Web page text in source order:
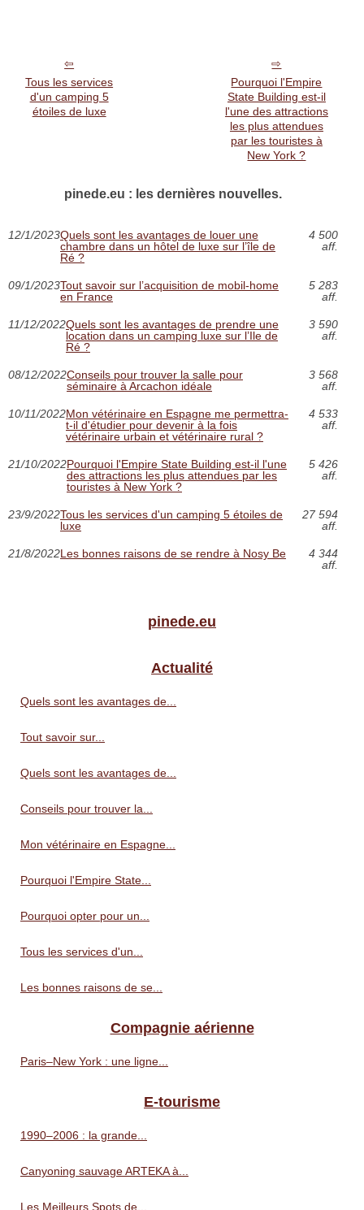
Tous les services
d'un camping 5
étoiles de luxe
Pourquoi l'Empire
State Building est-il
l'une des attractions
les plus attendues
par les touristes à
New York ?
pinede.eu : les dernières nouvelles.
12/1/2023Quels sont les avantages de louer une
chambre dans un hôtel de luxe sur l’île de
Ré ?
4 500
aff.
09/1/2023Tout savoir sur l’acquisition de mobil-home
en France
5 283
aff.
11/12/2022Quels sont les avantages de prendre une
location dans un camping luxe sur l’Ile de
Ré ?
3 590
aff.
08/12/2022Conseils pour trouver la salle pour
séminaire à Arcachon idéale
3 568
aff.
10/11/2022Mon vétérinaire en Espagne me permettra-
t-il d'étudier pour devenir à la fois
vétérinaire urbain et vétérinaire rural ?
4 533
aff.
21/10/2022Pourquoi l'Empire State Building est-il l'une
des attractions les plus attendues par les
touristes à New York ?
5 426
aff.
23/9/2022Tous les services d'un camping 5 étoiles de
luxe
27 594
aff.
21/8/2022Les bonnes raisons de se rendre à Nosy Be
4 344
aff.
pinede.eu
Actualité
Quels sont les avantages de...
Tout savoir sur...
Quels sont les avantages de...
Conseils pour trouver la...
Mon vétérinaire en Espagne...
Pourquoi l'Empire State...
Pourquoi opter pour un...
Tous les services d'un...
Les bonnes raisons de se...
Compagnie aérienne
Paris–New York : une ligne...
E-tourisme
1990–2006 : la grande...
Canyoning sauvage ARTEKA à...
Les Meilleurs Spots de...